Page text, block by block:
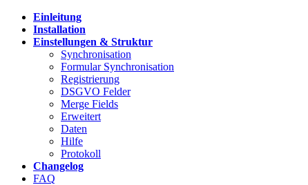
Einleitung
Installation
Einstellungen & Struktur
Synchronisation
Formular Synchronisation
Registrierung
DSGVO Felder
Merge Fields
Erweitert
Daten
Hilfe
Protokoll
Changelog
FAQ